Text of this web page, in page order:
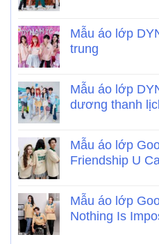
Mẫu áo lớp
trung
Mẫu áo lớp
dương thanh
Mẫu áo lớp
Friendship U
Mẫu áo lớp
Nothing Is